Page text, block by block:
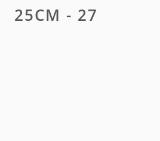
25CM - 27